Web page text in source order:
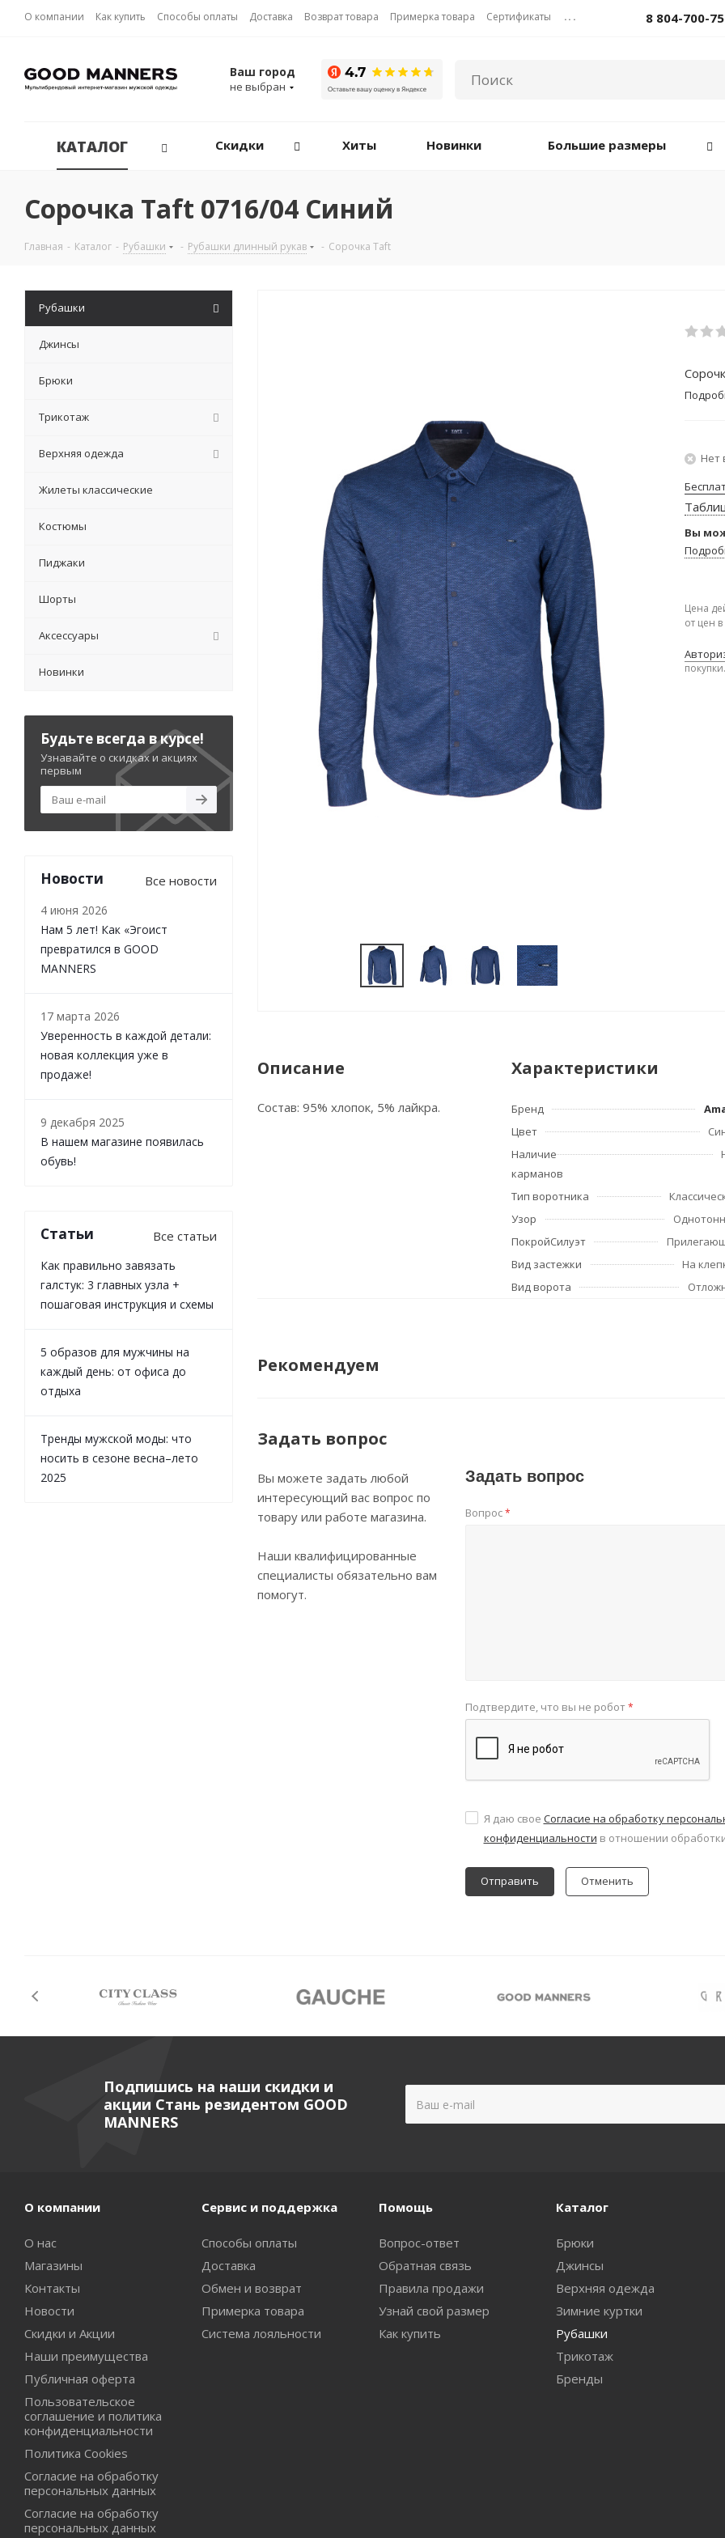
О компании Как купить Способы оплаты Доставка Возврат товара Примерка товара Сертификаты ... 8 804-700-
Ваш город
не выбран
КАТАЛОГ Скидки Хиты Новинки Большие размеры
Сорочка Taft 0716/04 Синий
Главная - Каталог - Рубашки - Рубашки длинный рукав - Сорочка Taft
Нет
Вы
Цена
от цен
покупки.
Описание
Состав: 95% хлопок, 5% лайкра.
Характеристики
Бренд
Цвет
Наличие
карманов
Тип воротника
Узор
ПокройСилуэт
Вид застежки
На
Вид ворота
Рекомендуем
Задать вопрос
Вы можете задать любой
интересующий вас вопрос по
товару или работе магазина.
Наши квалифицированные
специалисты обязательно вам
помогут.
Задать вопрос
Вопрос*
Подтвердите, что вы не робот*
Я даю свое Согласие на обработку
конфиденциальности в отношении
Отменить
Рубашки
Джинсы
Брюки
Трикотаж
Верхняя одежда
Жилеты классические
Костюмы
Пиджаки
Шорты
Аксессуары
Новинки
Будьте всегда в курсе!
Узнавайте о скидках и акциях
первым
Новости Все новости
4 июня 2026
Нам 5 лет! Как «Эгоист
превратился в GOOD
MANNERS
17 марта 2026
Уверенность в каждой детали:
новая коллекция уже в
продаже!
9 декабря 2025
В нашем магазине появилась
обувь!
Статьи Все статьи
Как правильно завязать
галстук: 3 главных узла +
пошаговая инструкция и схемы
5 образов для мужчины на
каждый день: от офиса до
отдыха
Тренды мужской моды: что
носить в сезоне весна–лето
2025
Подпишись на наши скидки и
акции Стань резидентом GOOD
MANNERS
О компании
О нас
Магазины
Контакты
Новости
Скидки и Акции
Наши преимущества
Публичная оферта
Пользовательское
соглашение и политика
конфиденциальности
Политика Cookies
Согласие на обработку
персональных данных
Согласие на обработку
персональных данных
Сервис и поддержка
Способы оплаты
Доставка
Обмен и возврат
Примерка товара
Система лояльности
Помощь
Вопрос-ответ
Обратная связь
Правила продажи
Узнай свой размер
Как купить
Каталог
Брюки
Джинсы
Верхняя одежда
Зимние куртки
Рубашки
Трикотаж
Бренды